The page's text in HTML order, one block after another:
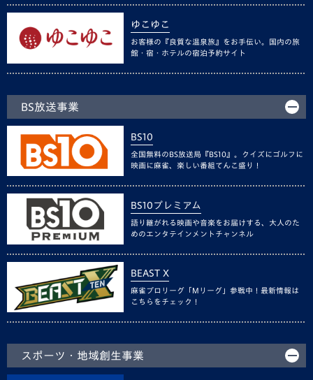
ゆこゆこ
お客様の『良質な温泉旅』をお手伝い。国内の旅
館・宿・ホテルの宿泊予約サイト
BS放送事業
BS10
全国無料のBS放送局『BS10』。クイズにゴルフに
映画に麻雀、楽しい番組てんこ盛り！
BS10プレミアム
語り継がれる映画や音楽をお届けする、大人のた
めのエンタテインメントチャンネル
BEAST X
麻雀プロリーグ「Mリーグ」参戦中！最新情報は
こちらをチェック！
スポーツ・地域創生事業